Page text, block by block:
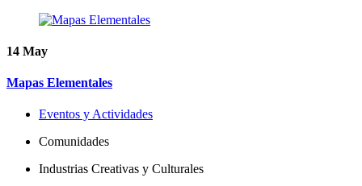
14 May
Mapas Elementales
Eventos y Actividades
Comunidades
Industrias Creativas y Culturales